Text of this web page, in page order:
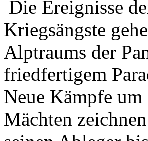
Die Ereignisse
Kriegsängste
Alptraums der
friedfertigem
Neue Kämpfe
Mächten